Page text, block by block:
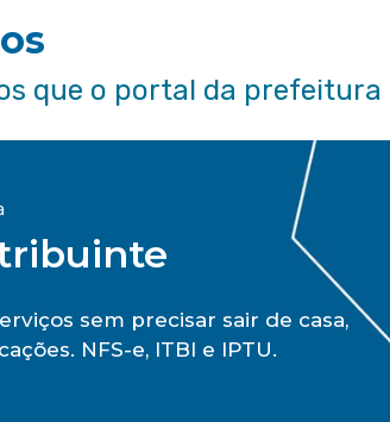
que o portal da prefeitura
sem precisar sair de casa,
NFS-e, ITBI e IPTU.